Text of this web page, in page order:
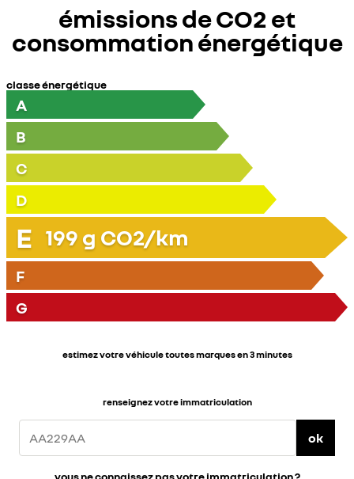
émissions de CO2 et
consommation énergétique
classe énergétique
A
B
C
D
E 199 g CO2/km
F
G
estimez votre véhicule toutes marques en 3 minutes
renseignez votre immatriculation
ok